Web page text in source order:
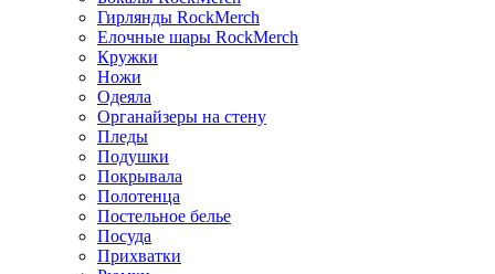
Гирлянды RockMerch
Елочные шары RockMerch
Кружки
Ножи
Одеяла
Органайзеры на стену
Пледы
Подушки
Покрывала
Полотенца
Постельное белье
Посуда
Прихватки